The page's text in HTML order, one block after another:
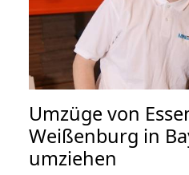
Umzüge von
Weißenburg in
umziehen